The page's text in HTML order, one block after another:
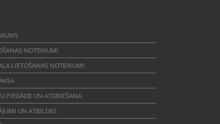
NOTEIKUMI
LIETOŠANAS NOTEIKUMI
PIEGĀDE UN ATGRIEŠANA
UN ATBILDES